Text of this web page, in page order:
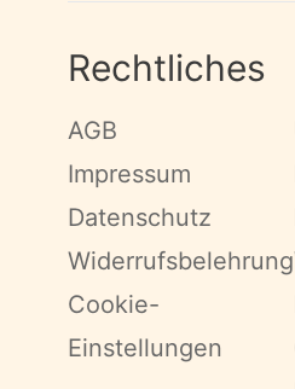
Rechtliches
AGB
Impressum
Datenschutz
Widerrufsbelehrung
Cookie-
Einstellungen